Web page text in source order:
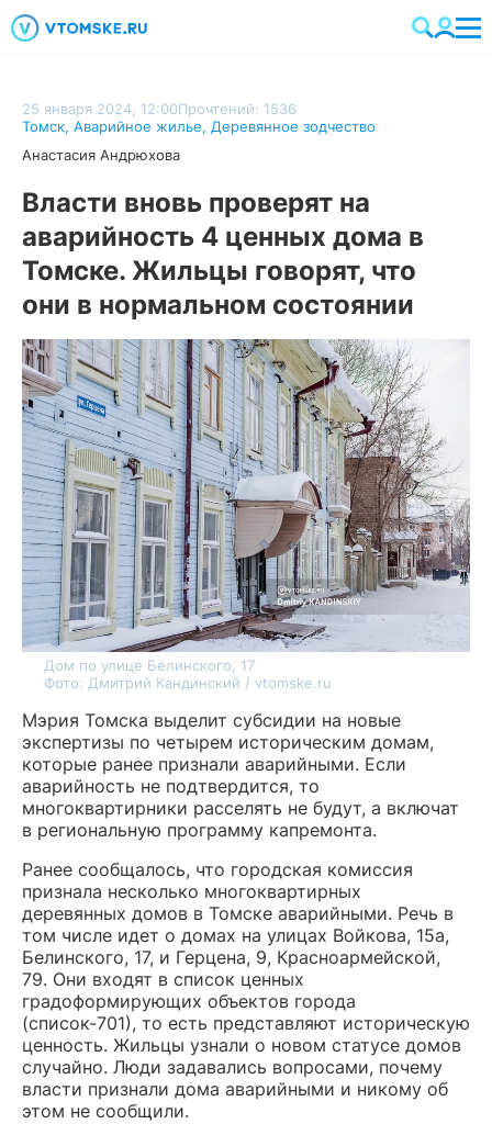
25 января 2024, 12:00Прочтений: 1536
Томск, Аварийное жилье, Деревянное зодчество
Анастасия Андрюхова
Власти вновь проверят на
аварийность 4 ценных дома в
Томске. Жильцы говорят, что
они в нормальном состоянии
Дом по улице Белинского, 17
Фото: Дмитрий Кандинский / vtomske.ru
Мэрия Томска выделит субсидии на новые
экспертизы по четырем историческим домам,
которые ранее признали аварийными. Если
аварийность не подтвердится, то
многоквартирники расселять не будут, а включат
в региональную программу капремонта.
Ранее сообщалось, что городская комиссия
признала несколько многоквартирных
деревянных домов в Томске аварийными. Речь в
том числе идет о домах на улицах Войкова, 15а,
Белинского, 17, и Герцена, 9, Красноармейской,
79. Они входят в список ценных
градоформирующих объектов города
(список-701), то есть представляют историческую
ценность. Жильцы узнали о новом статусе домов
случайно. Люди задавались вопросами, почему
власти признали дома аварийными и никому об
этом не сообщили.